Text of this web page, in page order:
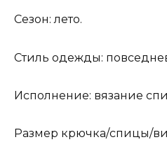
Сезон: лето.
Стиль одежды:
Исполнение: вязание
Размер крючка/спицы/